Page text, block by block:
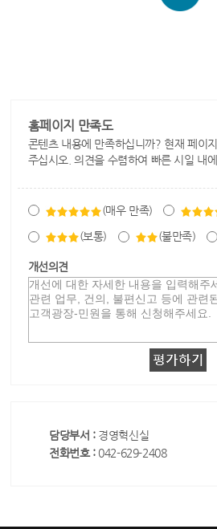
홈페이지 만족도
콘텐츠 내용에 만족하십니까? 현재 페이
주십시오. 의견을 수렴하여 빠른 시일 내
(매우 만족)
(보통) (불만족)
개선의견
담당부서 : 경영혁신실
전화번호 : 042-629-2408